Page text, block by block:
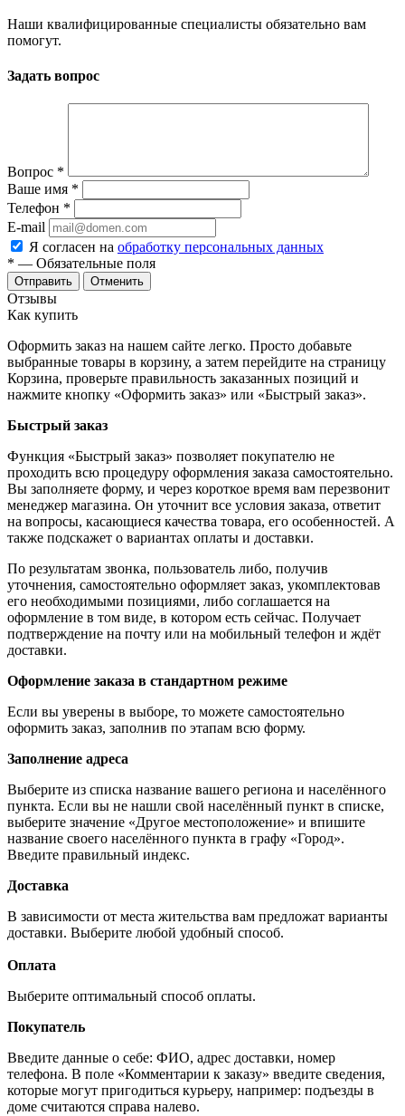
Наши квалифицированные специалисты обязательно вам
помогут.
Задать вопрос
Вопрос *
Ваше имя *
Телефон *
E-mail
Я согласен на обработку персональных данных
* — Обязательные поля
Отменить
Отзывы
Как купить
Оформить заказ на нашем сайте легко. Просто добавьте
выбранные товары в корзину, а затем перейдите на страницу
Корзина, проверьте правильность заказанных позиций и
нажмите кнопку «Оформить заказ» или «Быстрый заказ».
Быстрый заказ
Функция «Быстрый заказ» позволяет покупателю не
проходить всю процедуру оформления заказа самостоятельно.
Вы заполняете форму, и через короткое время вам перезвонит
менеджер магазина. Он уточнит все условия заказа, ответит
на вопросы, касающиеся качества товара, его особенностей. А
также подскажет о вариантах оплаты и доставки.
По результатам звонка, пользователь либо, получив
уточнения, самостоятельно оформляет заказ, укомплектовав
его необходимыми позициями, либо соглашается на
оформление в том виде, в котором есть сейчас. Получает
подтверждение на почту или на мобильный телефон и ждёт
доставки.
Оформление заказа в стандартном режиме
Если вы уверены в выборе, то можете самостоятельно
оформить заказ, заполнив по этапам всю форму.
Заполнение адреса
Выберите из списка название вашего региона и населённого
пункта. Если вы не нашли свой населённый пункт в списке,
выберите значение «Другое местоположение» и впишите
название своего населённого пункта в графу «Город».
Введите правильный индекс.
Доставка
В зависимости от места жительства вам предложат варианты
доставки. Выберите любой удобный способ.
Оплата
Выберите оптимальный способ оплаты.
Покупатель
Введите данные о себе: ФИО, адрес доставки, номер
телефона. В поле «Комментарии к заказу» введите сведения,
которые могут пригодиться курьеру, например: подъезды в
доме считаются справа налево.